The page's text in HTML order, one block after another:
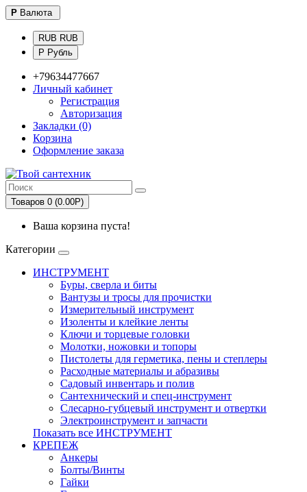
Р Валюта
RUB RUB
Р Рубль
+79634477667
Личный кабинет
Регистрация
Авторизация
Закладки (0)
Корзина
Оформление заказа
Товаров 0 (0.00Р)
Ваша корзина пуста!
Категории
ИНСТРУМЕНТ
Буры, сверла и биты
Вантузы и тросы для прочистки
Измерительный инструмент
Изоленты и клейкие ленты
Ключи и торцевые головки
Молотки, ножовки и топоры
Пистолеты для герметика, пены и степлеры
Расходные материалы и абразивы
Садовый инвентарь и полив
Сантехнический и спец-инструмент
Слесарно-губцевый инструмент и отвертки
Электроинструмент и запчасти
Показать все ИНСТРУМЕНТ
КРЕПЕЖ
Анкеры
Болты/Винты
Гайки